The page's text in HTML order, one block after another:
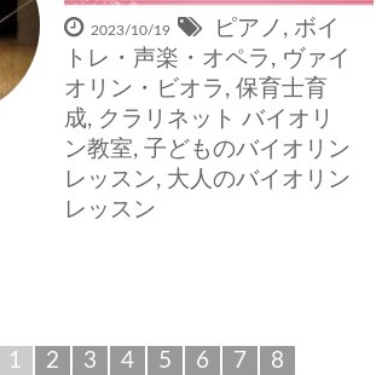
2023/10/19 ピアノ , ボイ
トレ・声楽・オペラ , ヴァイ
オリン・ビオラ , 保育士育
成, クラリネット バイオリ
ン教室, 子どものバイオリン
レッスン, 大人のバイオリン
レッスン
1 2 3 4 5 6 7 8